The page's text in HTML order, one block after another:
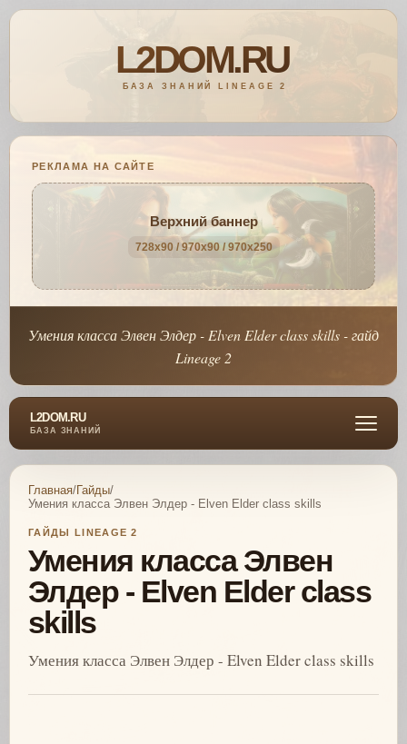
РЕКЛАМА НА САЙТЕ
Верхний баннер
728x90 / 970x90 / 970x250
Умения класса Элвен Элдер - Elven Elder class skills - гайд
Lineage 2
L2DOM.RU
БАЗА ЗНАНИЙ
Главная/Гайды/
Умения класса Элвен Элдер - Elven Elder class skills
ГАЙДЫ LINEAGE 2
Умения класса Элвен
Элдер - Elven Elder class
skills
Умения класса Элвен Элдер - Elven Elder class skills